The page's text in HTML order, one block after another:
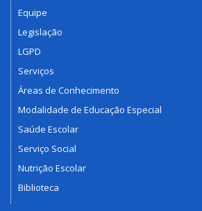
Equipe
Legislação
LGPD
Serviços
Áreas de Conhecimento
Modalidade de Educação Especial
Saúde Escolar
Serviço Social
Nutrição Escolar
Biblioteca